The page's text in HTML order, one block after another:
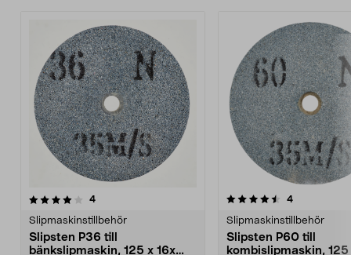
4recensioner
Slipmaskinstillbehör
Slipsten P36 till
bänkslipmaskin, 125 x 16x
4.5av 5 stjärnor 4recensioner
Slipmaskinstillbehör
Slipsten P60 till
kombislipmaskin, 125
0.0 av 5 stjärnor